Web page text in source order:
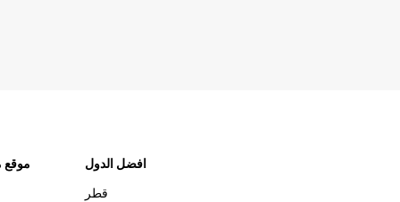
موقع
افضل الدول
قطر